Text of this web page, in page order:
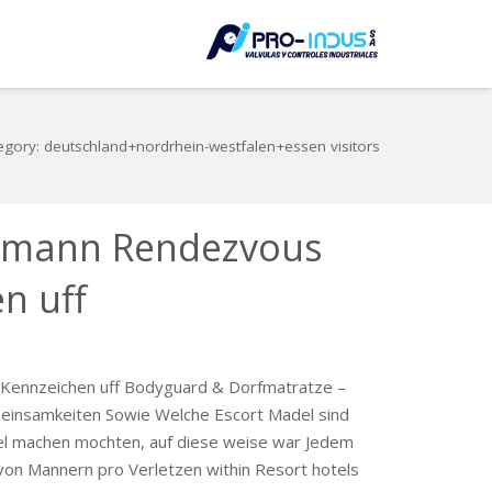
deutschland+nordrhein-westfalen+essen visitors
Rendezvous
uff
uff Bodyguard & Dorfmatratze –
Sowie Welche Escort Madel sind
mochten, auf diese weise war Jedem
Mannern pro Verletzen within Resort hotels